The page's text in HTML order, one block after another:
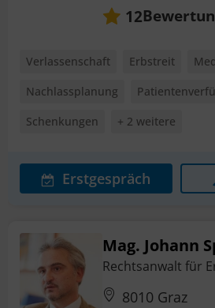
12
Verlassenschaft Erbstreit
Nachlassplanung
Schenkungen
+ 2 weitere
Erstgespräch
Mag. Johann
Rechtsanwalt für
8010 Graz